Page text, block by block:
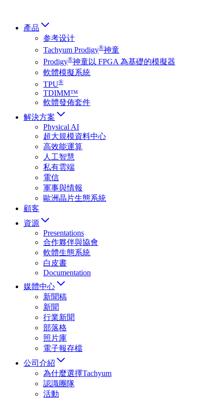
產品
参考设计
Tachyum Prodigy®神童
Prodigy®神童以 FPGA 為基礎的模擬器
軟體模擬系統
TPU®
TDIMM™
軟體發佈套件
解決方案
Physical AI
超大規模資料中心
高效能運算
人工智慧
私有雲端
電信
軍事與情報
歐洲晶片生態系統
顧客
資源
Presentations
合作夥伴與協會
軟體生態系統
白皮書
Documentation
媒體中心
新聞稿
新聞
行業新聞
部落格
照片庫
電子報存檔
公司介紹
為什麼選擇Tachyum
認識團隊
活動